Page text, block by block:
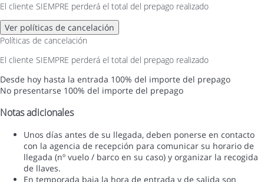
El cliente SIEMPRE perderá el total del prepago realizado
Ver políticas de cancelación
Políticas de cancelación
El cliente SIEMPRE perderá el total del prepago realizado
Desde hoy hasta la entrada 100% del importe del prepago
No presentarse 100% del importe del prepago
Notas adicionales
Unos días antes de su llegada, deben ponerse en contacto
con la agencia de recepción para comunicar su horario de
llegada (nº vuelo / barco en su caso) y organizar la recogida
de llaves.
En temporada baja la hora de entrada y de salida son